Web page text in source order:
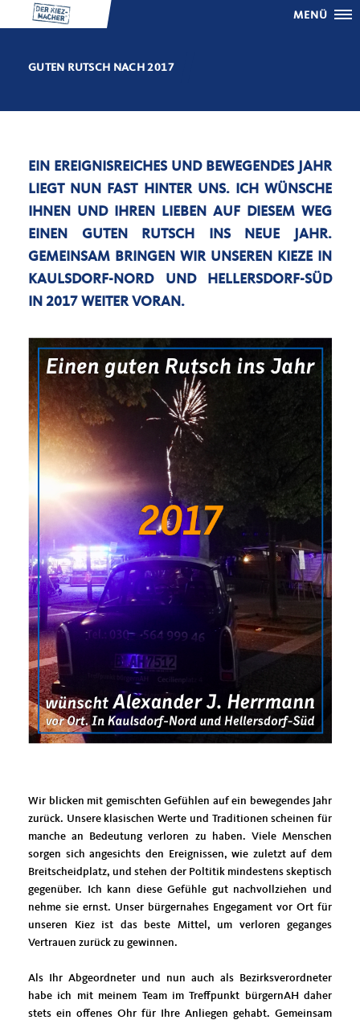
MENÜ
GUTEN RUTSCH NACH 2017
EIN EREIGNISREICHES UND BEWEGENDES JAHR
LIEGT NUN FAST HINTER UNS. ICH WÜNSCHE
IHNEN UND IHREN LIEBEN AUF DIESEM WEG
EINEN GUTEN RUTSCH INS NEUE JAHR.
GEMEINSAM BRINGEN WIR UNSEREN KIEZE IN
KAULSDORF-NORD UND HELLERSDORF-SÜD
IN 2017 WEITER VORAN.
Wir blicken mit gemischten Gefühlen auf ein bewegendes Jahr
zurück. Unsere klasischen Werte und Traditionen scheinen für
manche an Bedeutung verloren zu haben. Viele Menschen
sorgen sich angesichts den Ereignissen, wie zuletzt auf dem
Breitscheidplatz, und stehen der Poltitik mindestens skeptisch
gegenüber. Ich kann diese Gefühle gut nachvollziehen und
nehme sie ernst. Unser bürgernahes Engegament vor Ort für
unseren Kiez ist das beste Mittel, um verloren geganges
Vertrauen zurück zu gewinnen.
Als Ihr Abgeordneter und nun auch als Bezirksverordneter
habe ich mit meinem Team im Treffpunkt bürgernAH daher
stets ein offenes Ohr für Ihre Anliegen gehabt. Gemeinsam